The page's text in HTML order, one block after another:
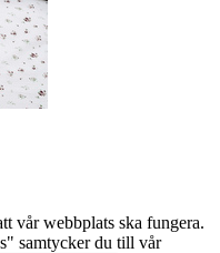
vår webbplats ska fungera.
samtycker du till vår